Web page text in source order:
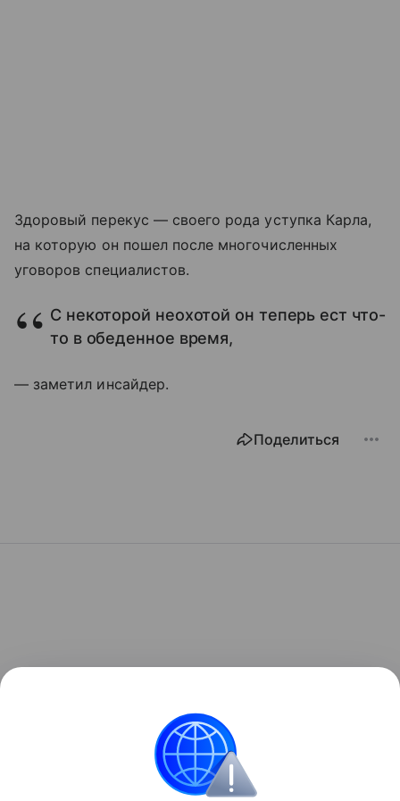
Здоровый перекус — своего рода уступка Карла,
на которую он пошел после многочисленных
уговоров специалистов.
С некоторой неохотой он теперь ест что-
то в обеденное время,
— заметил инсайдер.
Поделиться